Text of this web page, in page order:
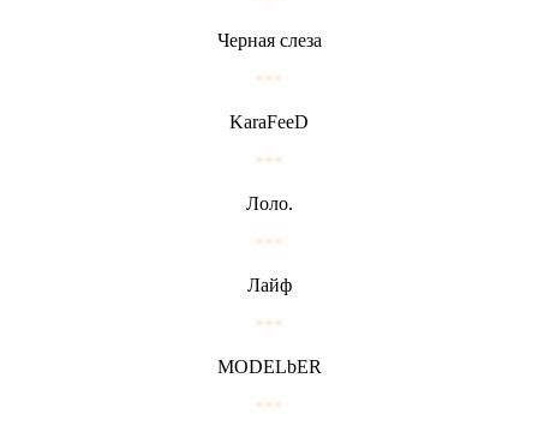
Черная слеза
***
KaraFeeD
***
Лоло.
***
Лайф
***
MODELbER
***